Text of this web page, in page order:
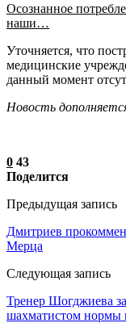
Осознанное
наши…
Уточняется, что
медицинские
данный момент
Новость
0 43
Поделится
Предыдущая запись
Дмитриев
Мерца
Следующая запись
Тренер Шогджиева
шахматистом нормы